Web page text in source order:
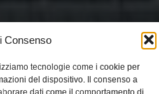
Consenso
tecnologie come i cookie per
del dispositivo. Il consenso a